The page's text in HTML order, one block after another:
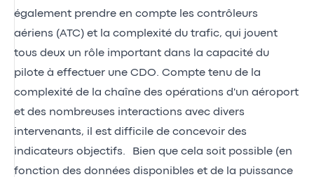
également prendre en compte les contrôleurs
aériens (ATC) et la complexité du trafic, qui jouent
tous deux un rôle important dans la capacité du
pilote à effectuer une CDO. Compte tenu de la
complexité de la chaîne des opérations d'un aéroport
et des nombreuses interactions avec divers
intervenants, il est difficile de concevoir des
indicateurs objectifs. Bien que cela soit possible (en
fonction des données disponibles et de la puissance